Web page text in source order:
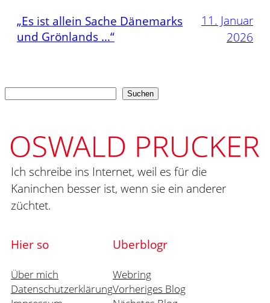
„Es ist allein Sache Dänemarks
und Grönlands …“
11. Januar
2026
Suchen
Ich schreibe ins Internet, weil es für die
Kaninchen besser ist, wenn sie ein anderer
züchtet.
Hier so
Über mich
Datenschutzerklärung
Uberblogr
Webring
Vorheriges Blog